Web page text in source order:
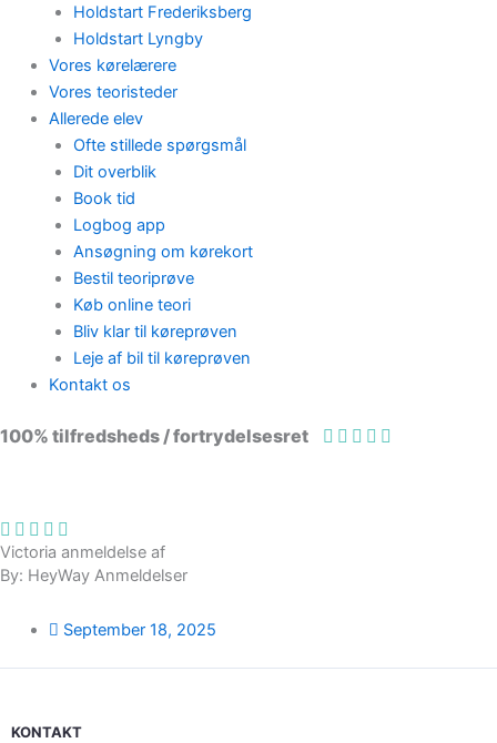
Holdstart Frederiksberg
Holdstart Lyngby
Vores kørelærere
Vores teoristeder
Allerede elev
Ofte stillede spørgsmål
Dit overblik
Book tid
Logbog app
Ansøgning om kørekort
Bestil teoriprøve
Køb online teori
Bliv klar til køreprøven
Leje af bil til køreprøven
Kontakt os
100% tilfredsheds / fortrydelsesret
Victoria anmeldelse af
By: HeyWay Anmeldelser
September 18, 2025
KONTAKT